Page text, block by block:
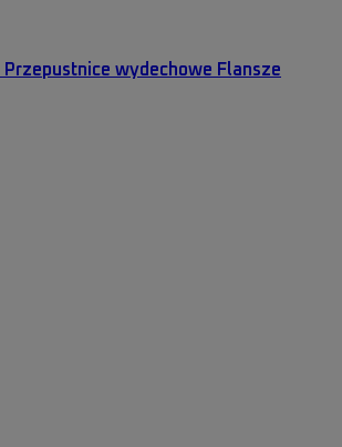
Przepustnice wydechowe Flansze